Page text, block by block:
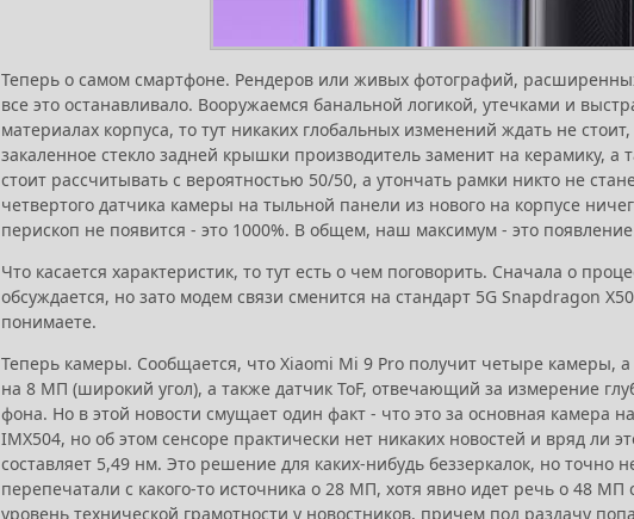
Теперь о самом смартфоне. Рендеров или живых фотографий,
все это останавливало. Вооружаемся банальной логикой, утечками и
материалах корпуса, то тут никаких глобальных изменений ждать не
закаленное стекло задней крышки производитель заменит на керамику,
стоит рассчитывать с вероятностью 50/50, а утончать рамки никто не
четвертого датчика камеры на тыльной панели из нового на корпусе
перископ не появится - это 1000%. В общем, наш максимум - это
Что касается характеристик, то тут есть о чем поговорить. Сначала о
обсуждается, но зато модем связи сменится на стандарт 5G Snapdragon
понимаете.
Теперь камеры. Сообщается, что Xiaomi Mi 9 Pro получит четыре камеры,
на 8 МП (широкий угол), а также датчик ToF, отвечающий за измерение
фона. Но в этой новости смущает один факт - что это за основная камера
IMX504, но об этом сенсоре практически нет никаких новостей и вряд ли
составляет 5,49 нм. Это решение для каких-нибудь беззеркалок, но
перепечатали с какого-то источника о 28 МП, хотя явно идет речь о 48
уровень технической грамотности у новостников, причем под раздачу